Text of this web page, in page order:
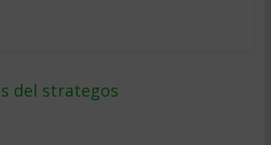
del strategos